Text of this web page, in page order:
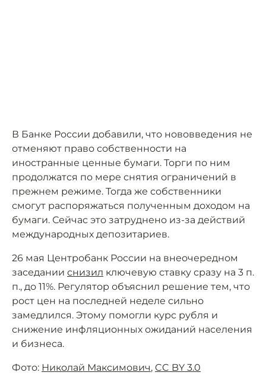
В Банке России добавили, что нововведения не
отменяют право собственности на
иностранные ценные бумаги. Торги по ним
продолжатся по мере снятия ограничений в
прежнем режиме. Тогда же собственники
смогут распоряжаться полученным доходом на
бумаги. Сейчас это затруднено из-за действий
международных депозитариев.
26 мая Центробанк России на внеочередном
заседании снизил ключевую ставку сразу на 3 п.
п., до 11%. Регулятор объяснил решение тем, что
рост цен на последней неделе сильно
замедлился. Этому помогли курс рубля и
снижение инфляционных ожиданий населения
и бизнеса.
Фото: Николай Максимович, CC BY 3.0